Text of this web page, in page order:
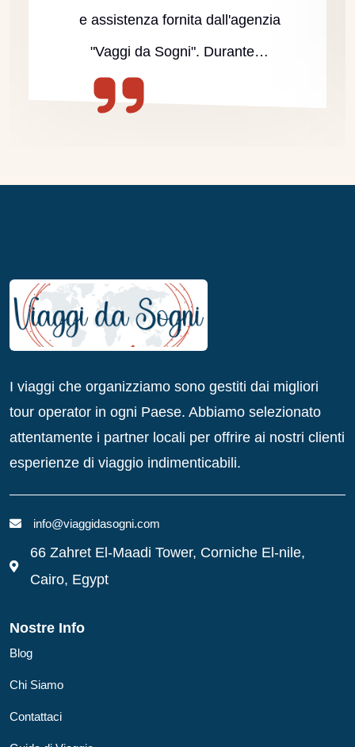
e assistenza fornita dall'agenzia
"Vaggi da Sogni". Durante…
I viaggi che organizziamo sono gestiti dai migliori
tour operator in ogni Paese. Abbiamo selezionato
attentamente i partner locali per offrire ai nostri clienti
esperienze di viaggio indimenticabili.
info@viaggidasogni.com
66 Zahret El-Maadi Tower, Corniche El-nile,
Cairo, Egypt
Nostre Info
Blog
Chi Siamo
Contattaci